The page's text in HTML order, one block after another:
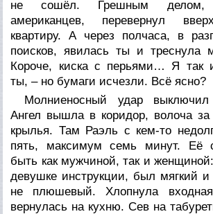
не сошёл. Грешным делом,
американцев, перевернул
квартиру. А через полчаса, в
поисков, явилась ты и треснула
Короче, киска с перьями… Я так
ты, – но бумаги исчезли. Всё ясно?
Молниеносный удар выключил
Ангел вышла в коридор, волоча
крылья. Там Раэль с кем-то
пять, максимум семь минут. Её
быть как мужчиной, так и
девушке инструкции, был мягкий
не плюшевый. Хлопнула
вернулась на кухню. Сев на